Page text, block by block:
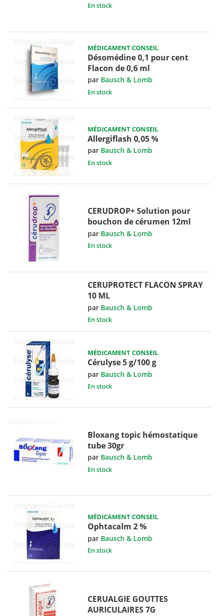
En stock
MÉDICAMENT CONSEIL
Désomédine 0,1 pour cent
Flacon de 0,6 ml
par Bausch & Lomb
En stock
MÉDICAMENT CONSEIL
Allergiflash 0,05 %
par Bausch & Lomb
En stock
CERUDROP+ Solution pour
bouchon de cérumen 12ml
par Bausch & Lomb
En stock
CERUPROTECT FLACON SPRAY
10 ML
par Bausch & Lomb
En stock
MÉDICAMENT CONSEIL
Cérulyse 5 g/100 g
par Bausch & Lomb
En stock
Bloxang topic hémostatique
tube 30gr
par Bausch & Lomb
En stock
MÉDICAMENT CONSEIL
Ophtacalm 2 %
par Bausch & Lomb
En stock
CERUALGIE GOUTTES
AURICULAIRES 7G